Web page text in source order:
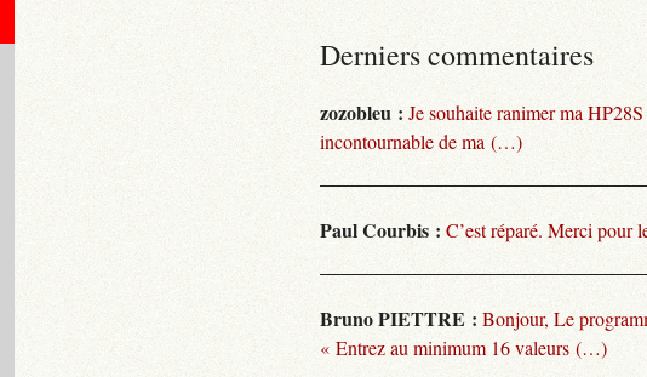
Derniers commentaires
zozobleu : Je souhaite ranimer ma
incontournable de ma (…)
Paul Courbis : C’est réparé. Merci pour
Bruno PIETTRE : Bonjour, Le
« Entrez au minimum 16 valeurs (…)